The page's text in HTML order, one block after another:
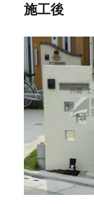
施工後